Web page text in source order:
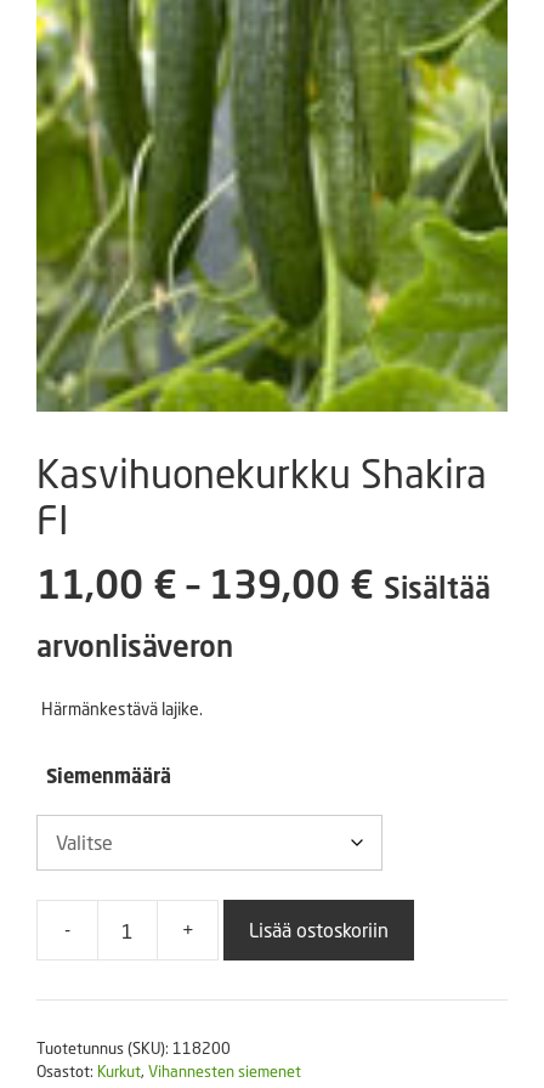
Kasvihuonekurkku Shakira
FI
11,00 € – 139,00 € Sisältää
arvonlisäveron
Härmänkestävä lajike.
Siemenmäärä
-
Kasvihuonekurkku
FI
+ Lisää ostoskoriin
Tuotetunnus (SKU): 118200
Osastot: Kurkut, Vihannesten siemenet